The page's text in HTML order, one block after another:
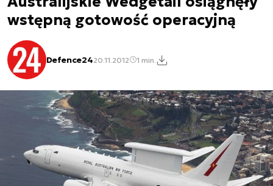
wstępną gotowość operacyjną
Defence2420.11.2012 1 min.